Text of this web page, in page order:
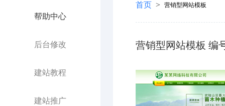
帮助中心
后台修改
建站教程
建站推广
首页 > 营销型网站模板
营销型网站模板 编